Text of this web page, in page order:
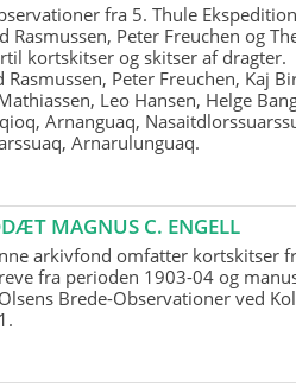
fra 5. Thule
Peter Freuchen og
kortskitser og skitser af dragter.
Rasmussen, Peter Freuchen, Kaj
Leo Hansen, Helge
Arnanguaq,
Arnarulunguaq.
MAGNUS C. ENGELL
arkivfond omfatter kortskitser
fra perioden 1903-04 og
Brede-Observationer ved